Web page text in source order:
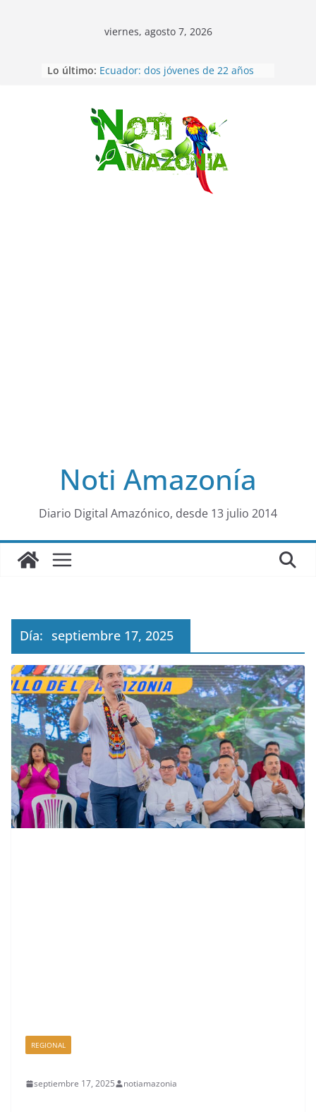
Saltar
al
viernes, agosto 7, 2026
Lo último: Ecuador: dos jóvenes de 22 años
Sentencian a 34 años de prisión a
implicados en caso de Alison,
oriunda de Tena
Vozinha, el arquero sensación de
cabo Verde, ya llegó para
incorporarse a Colo Colo de Chile
Pastaza: la parroquia Diez de
Noti Amazonía
Diario Digital Amazónico, desde 13 julio 2014
Día: septiembre 17, 2025
REGIONAL
septiembre 17, 2025 notiamazonia